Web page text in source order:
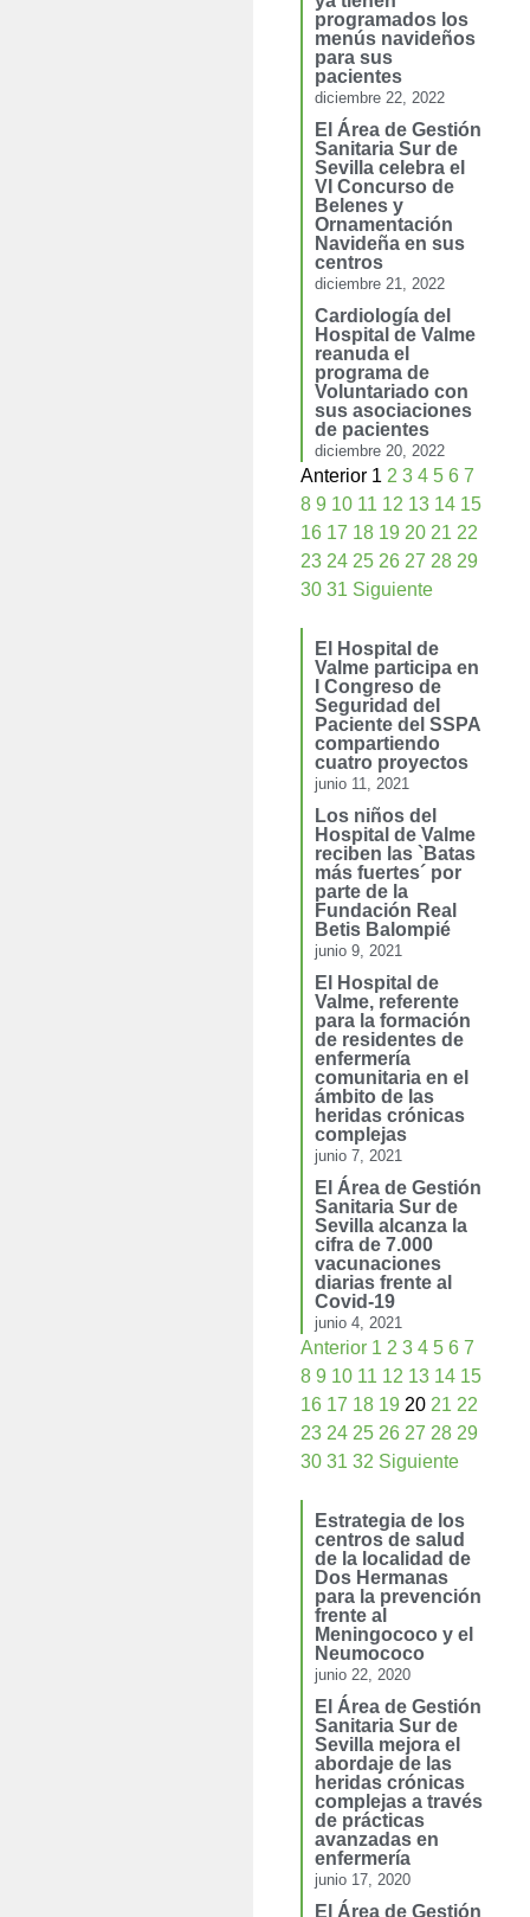
programados los
menús navideños
para sus
pacientes
diciembre 22, 2022
El Área de Gestión
Sanitaria Sur de
Sevilla celebra el
VI Concurso de
Belenes y
Ornamentación
Navideña en sus
centros
diciembre 21, 2022
Cardiología del
Hospital de Valme
reanuda el
programa de
Voluntariado con
sus asociaciones
de pacientes
diciembre 20, 2022
Anterior 1 2 3 4 5 6 7
8 9 10 11 12 13 14 15
16 17 18 19 20 21 22
23 24 25 26 27 28 29
30 31 Siguiente
El Hospital de
Valme participa en
I Congreso de
Seguridad del
Paciente del SSPA
compartiendo
cuatro proyectos
junio 11, 2021
Los niños del
Hospital de Valme
reciben las `Batas
más fuertes´ por
parte de la
Fundación Real
Betis Balompié
junio 9, 2021
El Hospital de
Valme, referente
para la formación
de residentes de
enfermería
comunitaria en el
ámbito de las
heridas crónicas
complejas
junio 7, 2021
El Área de Gestión
Sanitaria Sur de
Sevilla alcanza la
cifra de 7.000
vacunaciones
diarias frente al
Covid-19
junio 4, 2021
Anterior 1 2 3 4 5 6 7
8 9 10 11 12 13 14 15
16 17 18 19 20 21 22
23 24 25 26 27 28 29
30 31 32 Siguiente
Estrategia de los
centros de salud
de la localidad de
Dos Hermanas
para la prevención
frente al
Meningococo y el
Neumococo
junio 22, 2020
El Área de Gestión
Sanitaria Sur de
Sevilla mejora el
abordaje de las
heridas crónicas
complejas a través
de prácticas
avanzadas en
enfermería
junio 17, 2020
El Área de Gestión